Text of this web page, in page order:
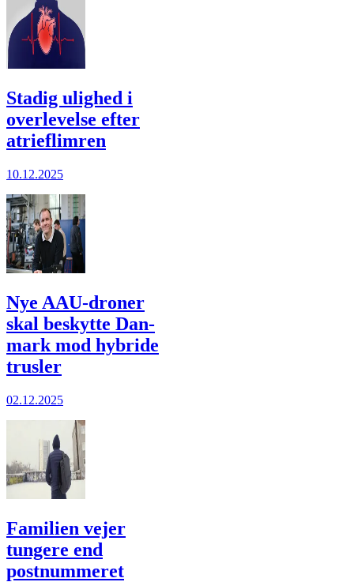
Stadig ulighed i
overlevelse efter
atrieflimren
10.12.2025
Nye AAU-droner
skal beskyt­te Dan­
mark mod hybride
trusler
02.12.2025
Familien vejer
tungere end
postnummeret